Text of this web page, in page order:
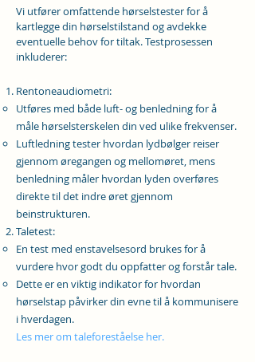
Vi utfører omfattende hørselstester for å
kartlegge din hørselstilstand og avdekke
eventuelle behov for tiltak. Testprosessen
inkluderer:
Rentoneaudiometri:
Utføres med både luft- og benledning for å
måle hørselsterskelen din ved ulike frekvenser.
Luftledning tester hvordan lydbølger reiser
gjennom øregangen og mellomøret, mens
benledning måler hvordan lyden overføres
direkte til det indre øret gjennom
beinstrukturen.
Taletest:
En test med enstavelsesord brukes for å
vurdere hvor godt du oppfatter og forstår tale.
Dette er en viktig indikator for hvordan
hørselstap påvirker din evne til å kommunisere
i hverdagen.
Les mer om taleforeståelse her.